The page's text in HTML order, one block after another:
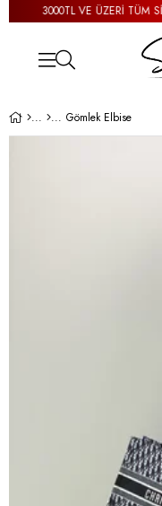
3000TL VE ÜZERİ TÜM
Gömlek Elbise